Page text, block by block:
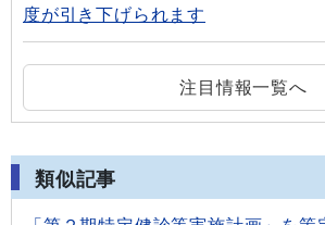
度が引き下げられます
注目情報一覧へ
類似記事